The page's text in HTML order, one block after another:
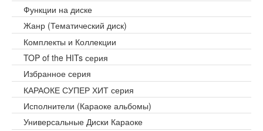
Функции на диске
Жанр (Тематический диск)
Комплекты и Коллекции
TOP of the HITs серия
Избранное серия
КАРАОКЕ СУПЕР ХИТ серия
Исполнители (Караоке альбомы)
Универсальные Диски Караоке